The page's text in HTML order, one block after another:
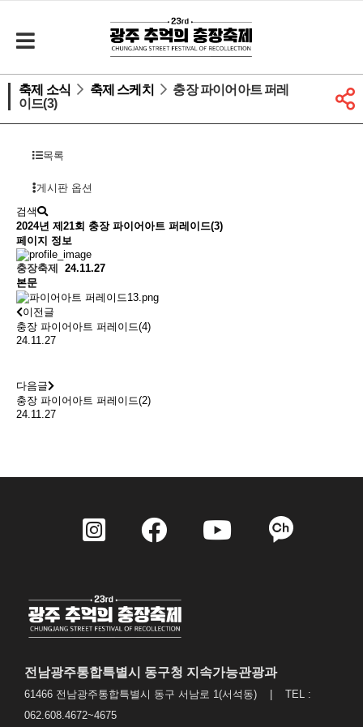
축제 소식 축제 스케치
충장 파이어아트 퍼레
이드(3)
목록
게시판 옵션
검색
2024년 제21회 충장 파이어아트 퍼레이드(3)
페이지 정보
충장축제
24.11.27
본문
이전글
충장 파이어아트 퍼레이드(4)
24.11.27
다음글
충장 파이어아트 퍼레이드(2)
24.11.27
전남광주통합특별시 동구청 지속가능관광과
61466 전남광주통합특별시 동구 서남로 1(서석동) | TEL :
062.608.4672~4675